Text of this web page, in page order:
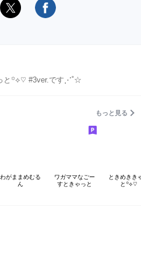
と꙳⟡♡ #3ver.です⋰˚☆
もっと見る
わがままめむる
ん
ワガママなごー
すときゃっと
ときめきき
と꙳⟡♡